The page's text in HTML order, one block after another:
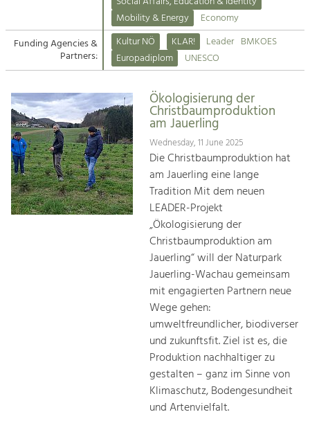
Suche
Impressum
Kontakt
Tourism
Offer Development and Positioning
Art & Culture
Crafts, Science and Research.
Social Affairs, Education
& Identity
Equality, Youth and Integration.
Climate Change, Public Transport and
Increase in Regional Value Added.
Mobility & Energy
Economy
Funding Agencies &
Partners:
Kultur NÖ KLAR! Leader BMKOES
Europadiplom
UNESCO
Ökologisierung der
Christbaumproduktion
am Jauerling
Wednesday, 11 June 2025
Die Christbaumproduktion hat
am Jauerling eine lange
Tradition Mit dem neuen
LEADER-Projekt
„Ökologisierung der
Christbaumproduktion am
Jauerling“ will der Naturpark
Jauerling-Wachau gemeinsam
mit engagierten Partnern neue
Wege gehen:
umweltfreundlicher, biodiverser
und zukunftsfit. Ziel ist es, die
Produktion nachhaltiger zu
gestalten – ganz im Sinne von
Klimaschutz, Bodengesundheit
und Artenvielfalt.